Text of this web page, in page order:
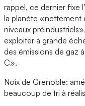
rappel, ce dernier fixe
la planète «nettement
niveaux
exploiter à grande
des émissions de gaz
C».
Noix de Grenoble:
beaucoup de tri à